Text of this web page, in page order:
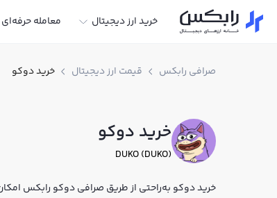
خرید ارز دیجیتال معامله حرفه‌ای
صرافی رابکس قیمت ارز دیجیتال خرید دوکو
خرید دوکو
DUKO (DUKO)
خرید دوکو به‌راحتی از طریق صرافی دوکو رابکس